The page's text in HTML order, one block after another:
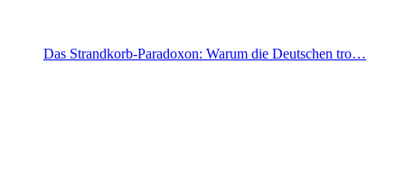
Das Strandkorb-Paradoxon: Warum die Deutschen tro…